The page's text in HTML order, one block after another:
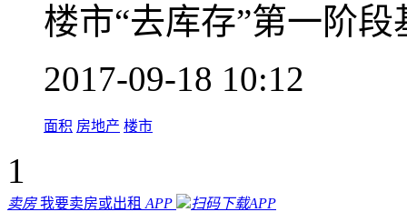
楼市“去库存”第一阶
2017-09-18 10:12
面积 房地产 楼市
1
卖房 我要卖房或出租 APP
扫码下载APP